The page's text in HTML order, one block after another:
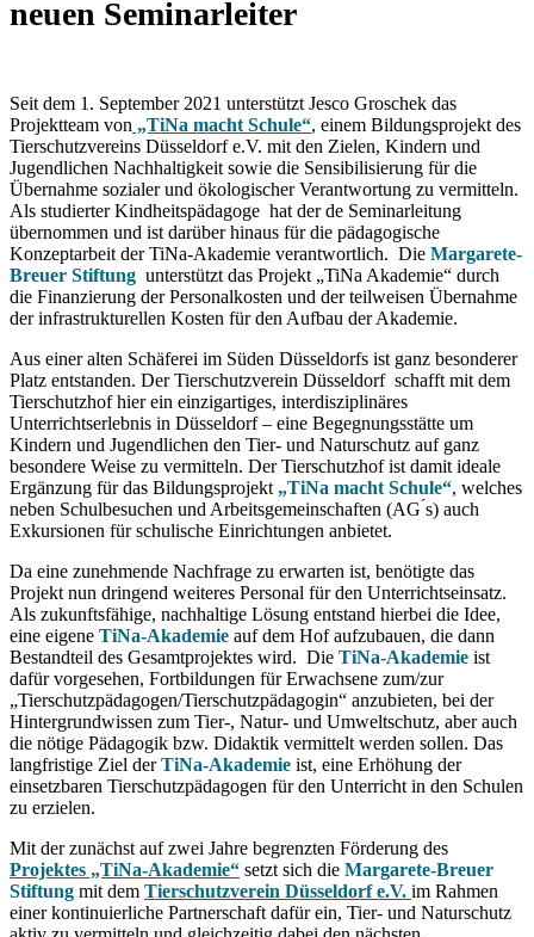
neuen Seminarleiter
Seit dem 1. September 2021 unterstützt Jesco Groschek das
Projektteam von „TiNa macht Schule“, einem Bildungsprojekt des
Tierschutzvereins Düsseldorf e.V. mit den Zielen, Kindern und
Jugendlichen Nachhaltigkeit sowie die Sensibilisierung für die
Übernahme sozialer und ökologischer Verantwortung zu vermitteln.
Als studierter Kindheitspädagoge hat der de Seminarleitung
übernommen und ist darüber hinaus für die pädagogische
Konzeptarbeit der TiNa-Akademie verantwortlich. Die Margarete-
Breuer Stiftung unterstützt das Projekt „TiNa Akademie“ durch
die Finanzierung der Personalkosten und der teilweisen Übernahme
der infrastrukturellen Kosten für den Aufbau der Akademie.
Aus einer alten Schäferei im Süden Düsseldorfs ist ganz besonderer
Platz entstanden. Der Tierschutzverein Düsseldorf schafft mit dem
Tierschutzhof hier ein einzigartiges, interdisziplinäres
Unterrichtserlebnis in Düsseldorf – eine Begegnungsstätte um
Kindern und Jugendlichen den Tier- und Naturschutz auf ganz
besondere Weise zu vermitteln. Der Tierschutzhof ist damit ideale
Ergänzung für das Bildungsprojekt „TiNa macht Schule“, welches
neben Schulbesuchen und Arbeitsgemeinschaften (AG ́s) auch
Exkursionen für schulische Einrichtungen anbietet.
Da eine zunehmende Nachfrage zu erwarten ist, benötigte das
Projekt nun dringend weiteres Personal für den Unterrichtseinsatz.
Als zukunftsfähige, nachhaltige Lösung entstand hierbei die Idee,
eine eigene TiNa-Akademie auf dem Hof aufzubauen, die dann
Bestandteil des Gesamtprojektes wird. Die TiNa-Akademie ist
dafür vorgesehen, Fortbildungen für Erwachsene zum/zur
„Tierschutzpädagogen/Tierschutzpädagogin“ anzubieten, bei der
Hintergrundwissen zum Tier-, Natur- und Umweltschutz, aber auch
die nötige Pädagogik bzw. Didaktik vermittelt werden sollen. Das
langfristige Ziel derTiNa-Akademie ist, eine Erhöhung der
einsetzbaren Tierschutzpädagogen für den Unterricht in den Schulen
zu erzielen.
Mit der zunächst auf zwei Jahre begrenzten Förderung des
Projektes „TiNa-Akademie“ setzt sich die Margarete-Breuer
Stiftung mit dem Tierschutzverein Düsseldorf e.V. im Rahmen
einer kontinuierliche Partnerschaft dafür ein, Tier- und Naturschutz